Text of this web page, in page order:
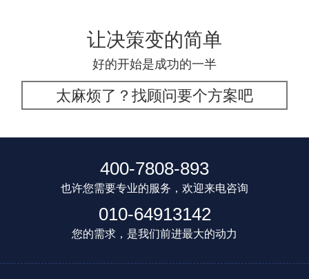
让决策变的简单
好的开始是成功的一半
太麻烦了？找顾问要个方案吧
400-7808-893
也许您需要专业的服务，欢迎来电咨询
010-64913142
您的需求，是我们前进最大的动力